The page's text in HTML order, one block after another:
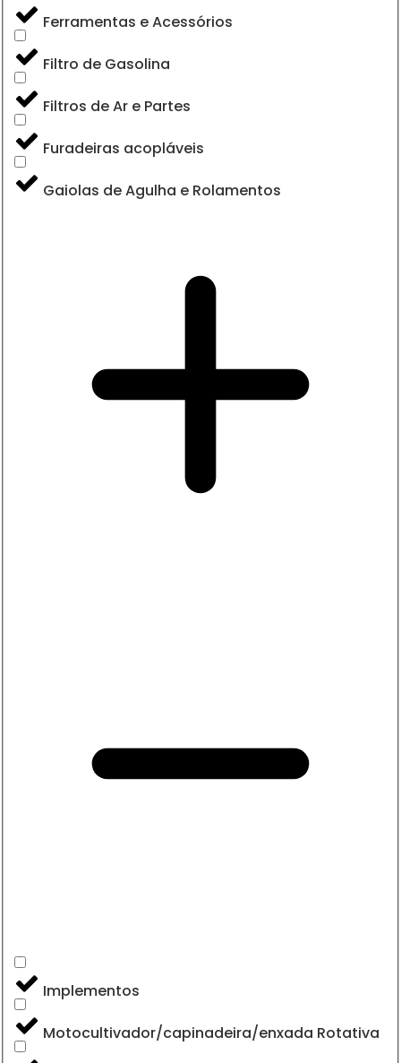
Ferramentas e Acessórios
Filtro de Gasolina
Filtros de Ar e Partes
Furadeiras acopláveis
Gaiolas de Agulha e Rolamentos
Implementos
Motocultivador/capinadeira/enxada Rotativa